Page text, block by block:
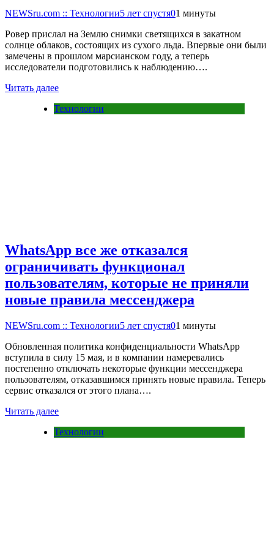
NEWSru.com :: Технологии5 лет спустя01 минуты
Ровер прислал на Землю снимки светящихся в закатном
солнце облаков, состоящих из сухого льда. Впервые они были
замечены в прошлом марсианском году, а теперь
исследователи подготовились к наблюдению….
Читать далее
Технологии
WhatsApp все же отказался
ограничивать функционал
пользователям, которые не приняли
новые правила мессенджера
NEWSru.com :: Технологии5 лет спустя01 минуты
Обновленная политика конфиденциальности WhatsApp
вступила в силу 15 мая, и в компании намеревались
постепенно отключать некоторые функции мессенджера
пользователям, отказавшимся принять новые правила. Теперь
сервис отказался от этого плана….
Читать далее
Технологии